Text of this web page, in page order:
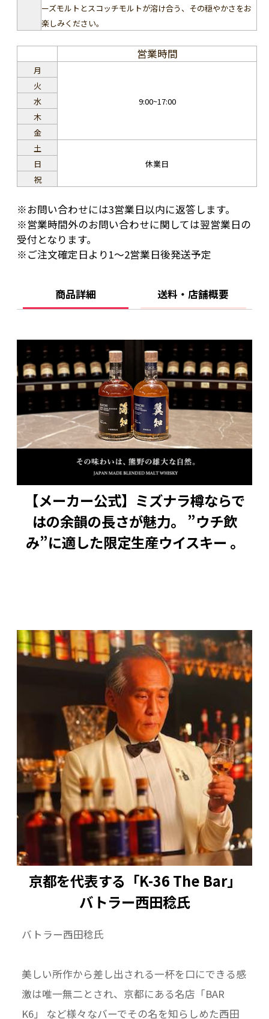
ーズモルトとスコッチモルトが溶け合う、その穏やかさをお
楽しみください。
営業時間
月
9:00~17:00
火
水
木
金
土
休業日
日
祝
※お問い合わせには3営業日以内に返答します。
※営業時間外のお問い合わせに関しては翌営業日の
受付となります。
※ご注文確定日より1～2営業日後発送予定
商品詳細 送料・店舗概要
【メーカー公式】ミズナラ樽ならで
はの余韻の長さが魅力。 ”ウチ飲
み”に適した限定生産ウイスキー 。
京都を代表する「K-36 The Bar」
バトラー西田稔氏
バトラー西田稔氏
美しい所作から差し出される一杯を口にできる感
激は唯一無二とされ、京都にある名店「BAR
K6」 など様々なバーでその名を知らしめた西田